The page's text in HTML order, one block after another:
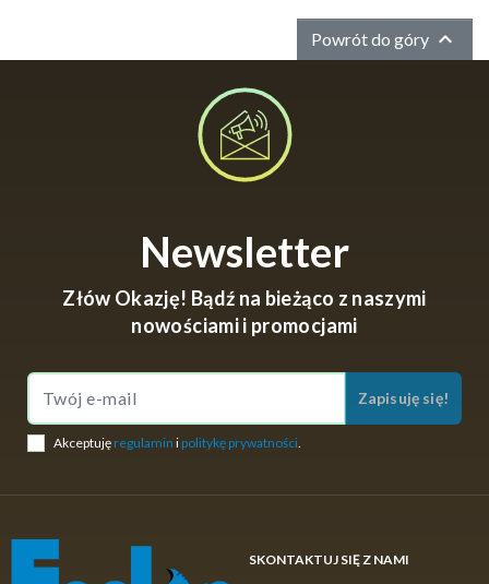
Powrót do góry 
Newsletter
Złów Okazję! Bądź na bieżąco z naszymi
nowościami i promocjami
Zapisuję się!
Akceptuję regulamin i politykę prywatności
SKONTAKTUJ SIĘ Z NAMI